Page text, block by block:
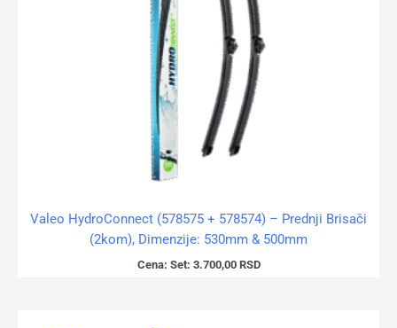
Valeo HydroConnect (578575 + 578574) – Prednji Brisači
(2kom), Dimenzije: 530mm & 500mm
Cena: Set: 3.700,00 RSD